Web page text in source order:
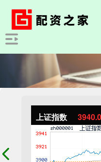
上证指数